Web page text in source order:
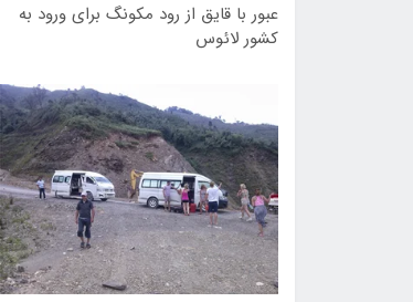
عبور با قایق از رود مکونگ برای ورود به
کشور لائوس